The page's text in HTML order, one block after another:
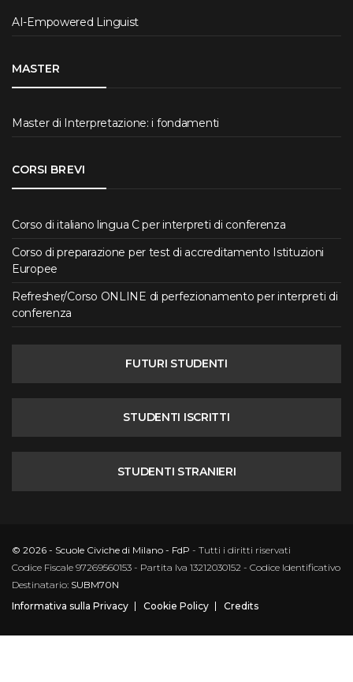
AI-Empowered Linguist
MASTER
Master di Interpretazione: i fondamenti
CORSI BREVI
Corso di italiano lingua C per interpreti di conferenza
Corso di preparazione per test di accreditamento Istituzioni
Europee
Refresher/Corso ONLINE di perfezionamento per interpreti di
conferenza
FUTURI STUDENTI
STUDENTI ISCRITTI
STUDENTI STRANIERI
© 2026 - Scuole Civiche di Milano - FdP - Tutti i diritti riservati
Codice Fiscale 97269560153 - Partita Iva 13212030152 - Codice Identificativo
Destinatario: SUBM70N
Informativa sulla Privacy
Cookie Policy Credits